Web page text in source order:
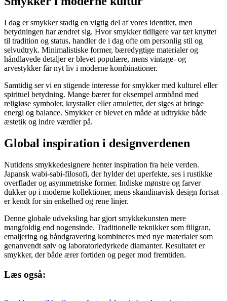
I dag er smykker stadig en vigtig del af vores identitet, men
betydningen har ændret sig. Hvor smykker tidligere var tæt knyttet
til tradition og status, handler de i dag ofte om personlig stil og
selvudtryk. Minimalistiske former, bæredygtige materialer og
håndlavede detaljer er blevet populære, mens vintage- og
arvestykker får nyt liv i moderne kombinationer.
Samtidig ser vi en stigende interesse for smykker med kulturel eller
spirituel betydning. Mange bærer for eksempel armbånd med
religiøse symboler, krystaller eller amuletter, der siges at bringe
energi og balance. Smykker er blevet en måde at udtrykke både
æstetik og indre værdier på.
Global inspiration i designverdenen
Nutidens smykkedesignere henter inspiration fra hele verden.
Japansk wabi-sabi-filosofi, der hylder det uperfekte, ses i rustikke
overflader og asymmetriske former. Indiske mønstre og farver
dukker op i moderne kollektioner, mens skandinavisk design fortsat
er kendt for sin enkelhed og rene linjer.
Denne globale udveksling har gjort smykkekunsten mere
mangfoldig end nogensinde. Traditionelle teknikker som filigran,
emaljering og håndgravering kombineres med nye materialer som
genanvendt sølv og laboratoriedyrkede diamanter. Resultatet er
smykker, der både ærer fortiden og peger mod fremtiden.
Læs også: